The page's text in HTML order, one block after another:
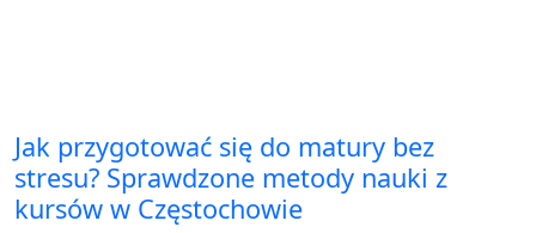
Jak przygotować się do matury bez
stresu? Sprawdzone metody nauki z
kursów w Częstochowie